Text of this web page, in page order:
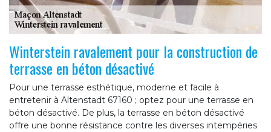
Winterstein ravalement pour la construction de
terrasse en béton désactivé
Pour une terrasse esthétique, moderne et facile à
entretenir à Altenstadt 67160 ; optez pour une terrasse en
béton désactivé. De plus, la terrasse en béton désactivé
offre une bonne résistance contre les diverses intempéries